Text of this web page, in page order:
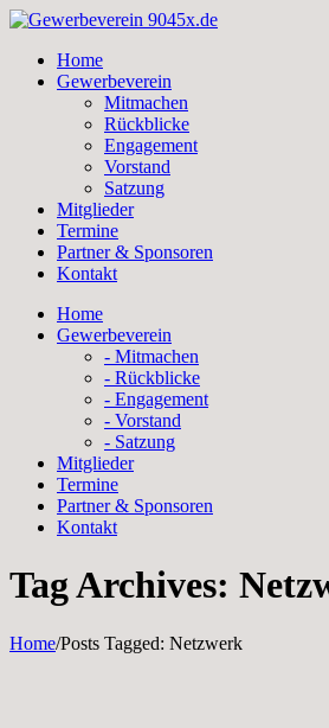
Skip
contentHome
Gewerbeverein
Mitmachen
Rückblicke
Engagement
Vorstand
Satzung
Mitglieder
Termine
Partner & Sponsoren
Kontakt
Home
Gewerbeverein
- Mitmachen
- Rückblicke
- Engagement
- Vorstand
- Satzung
Mitglieder
Termine
Partner & Sponsoren
Kontakt
Tag Archives:
Home/Posts Tagged: Netzwerk